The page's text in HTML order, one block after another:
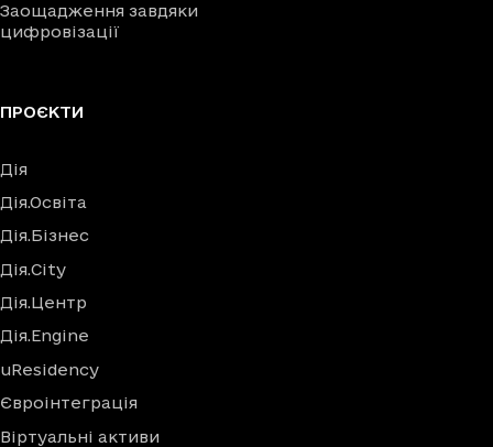
Заощадження завдяки
цифровізації
ПРОЄКТИ
Дія
Дія.Освіта
Дія.Бізнес
Дія.City
Дія.Центр
Дія.Engine
uResidency
Євроінтеграція
Віртуальні активи